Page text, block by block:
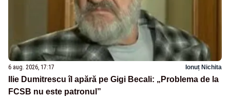
6 aug. 2026, 17:17 Ionuț Nichita
Ilie Dumitrescu îl apără pe Gigi Becali: „Problema de la
FCSB nu este patronul”